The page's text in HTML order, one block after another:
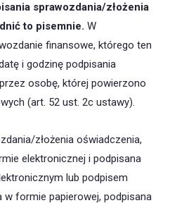
sprawozdania/złożenia
to pisemnie. W
finansowe, którego ten
i godzinę podpisania
osobę, której powierzono
(art. 52 ust. 2c ustawy).
złożenia oświadczenia,
elektronicznej i podpisana
lub podpisem
formie papierowej, podpisana